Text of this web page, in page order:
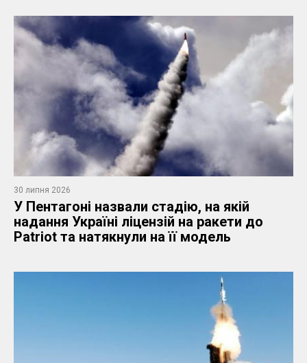
30 липня 2026
У Пентагоні назвали стадію, на якій
надання Україні ліцензій на ракети до
Patriot та натякнули на її модель